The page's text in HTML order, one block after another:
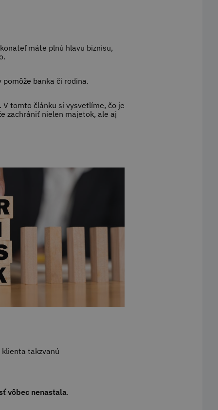
máte plnú hlavu biznisu,
banka či rodina.
tomto článku si vysvetlíme, čo je
zachrániť nielen majetok, ale aj
takzvanú
vôbec nenastala.